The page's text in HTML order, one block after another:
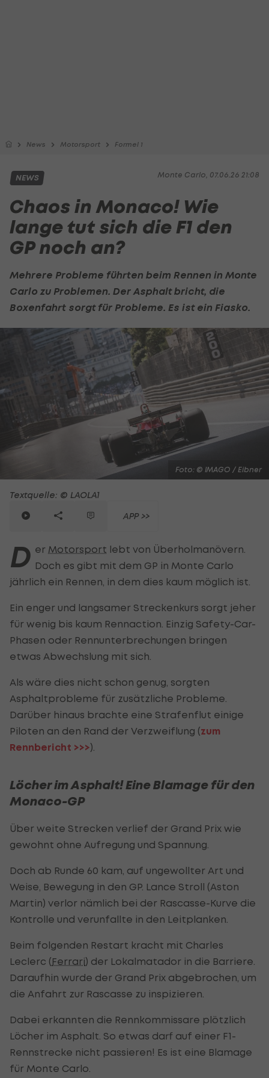
News Motorsport Formel 1
Monte Carlo, 07.06.26 21:08
NEWS
Chaos in Monaco! Wie
lange tut sich die F1 den
GP noch an?
Mehrere Probleme führten beim Rennen in Monte
Carlo zu Problemen. Der Asphalt bricht, die
Boxenfahrt sorgt für Probleme. Es ist ein Fiasko.
Foto: © IMAGO / Eibner
Textquelle: © LAOLA1
APP >>
D er Motorsport lebt von Überholmanövern.
Doch es gibt mit dem GP in Monte Carlo
jährlich ein Rennen, in dem dies kaum möglich ist.
Ein enger und langsamer Streckenkurs sorgt jeher
für wenig bis kaum Rennaction. Einzig Safety-Car-
Phasen oder Rennunterbrechungen bringen
etwas Abwechslung mit sich.
Als wäre dies nicht schon genug, sorgten
Asphaltprobleme für zusätzliche Probleme.
Darüber hinaus brachte eine Strafenflut einige
Piloten an den Rand der Verzweiflung (zum
Rennbericht >>>).
Löcher im Asphalt! Eine Blamage für den
Monaco-GP
Über weite Strecken verlief der Grand Prix wie
gewohnt ohne Aufregung und Spannung.
Doch ab Runde 60 kam, auf ungewollter Art und
Weise, Bewegung in den GP. Lance Stroll (Aston
Martin) verlor nämlich bei der Rascasse-Kurve die
Kontrolle und verunfallte in den Leitplanken.
Beim folgenden Restart kracht mit Charles
Leclerc (Ferrari) der Lokalmatador in die Barriere.
Daraufhin wurde der Grand Prix abgebrochen, um
die Anfahrt zur Rascasse zu inspizieren.
Dabei erkannten die Rennkommissare plötzlich
Löcher im Asphalt. So etwas darf auf einer F1-
Rennstrecke nicht passieren! Es ist eine Blamage
für Monte Carlo.